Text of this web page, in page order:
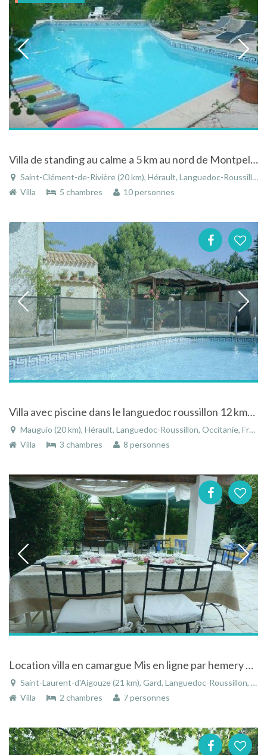
Villa de standing au calme a 5 km au nord de Montpellier avec piscine , sauna , 10 km de la mer
Saint-Clément-de-Rivière (20 km), Hérault, Languedoc-Roussillon, Occitanie, France
Villa
5 chambres 10 personnes
Villa avec piscine dans le languedoc roussillon 12 kms de la mer à Mauguio
Mauguio (20 km), Hérault, Languedoc-Roussillon, Occitanie, France
Villa
3 chambres 8 personnes
Location villa en camargue Mis en ligne par hemery Catherine le 4 oct à 18:20. hemery Catherine :
Saint-Laurent-d'Aigouze (21 km), Gard, Languedoc-Roussillon, Occitanie, France
Villa
2 chambres 7 personnes